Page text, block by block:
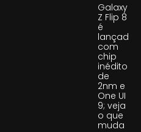
Galaxy
Z Flip 8
é
lançado
com
chip
inédito
de
2nm e
One UI
9; veja
o que
muda